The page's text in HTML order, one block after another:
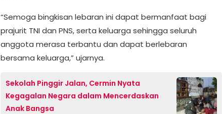
“Semoga bingkisan lebaran ini dapat bermanfaat bagi
prajurit TNI dan PNS, serta keluarga sehingga seluruh
anggota merasa terbantu dan dapat berlebaran
bersama keluarga,” ujarnya.
‎Sekolah Pinggir Jalan, Cermin Nyata
Kegagalan Negara dalam Mencerdaskan
Anak Bangsa ‎